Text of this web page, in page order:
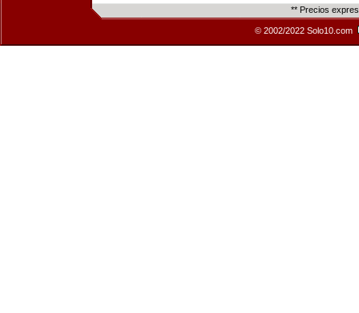
** Precios
© 2002/2022 Solo10.com